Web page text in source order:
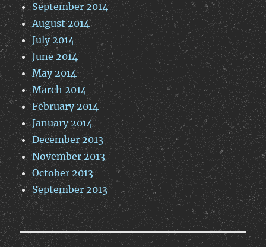
September 2014
August 2014
July 2014
June 2014
May 2014
March 2014
February 2014
January 2014
December 2013
November 2013
October 2013
September 2013